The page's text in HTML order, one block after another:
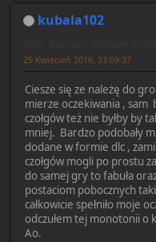
kubala102
25 Kwiecień 2016, 23:09:37
Ciesze się ze należę do
mierze oczekiwania , sam
czołgów też nie byłby by
mniej. Bardzo podobały
dodane w formie dlc ,
czołgów mogli po prostu
do samej gry to fabuła
postaciom pobocznych
całkowicie spełniło moje
odczułem tej monotonii o
Ao.